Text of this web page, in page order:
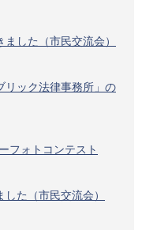
した（市民交流会）
リック法律事務所」の
フォトコンテスト
た（市民交流会）